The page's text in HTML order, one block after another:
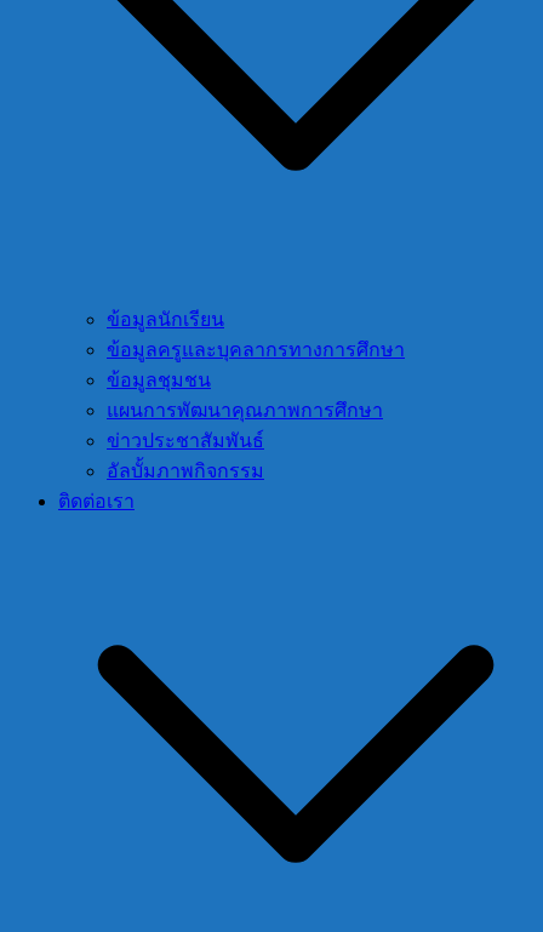
ข้อมูลนักเรียน
ข้อมูลครูและบุคลากรทางการศึกษา
ข้อมูลชุมชน
แผนการพัฒนาคุณภาพการศึกษา
ข่าวประชาสัมพันธ์
อัลบั้มภาพกิจกรรม
ติดต่อเรา